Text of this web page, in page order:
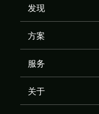
发现
方案
服务
关于